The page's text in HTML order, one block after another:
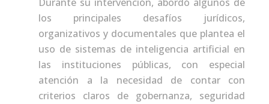
los principales desafíos jurídicos,
organizativos y documentales que plantea el
uso de sistemas de inteligencia artificial en
las instituciones públicas, con especial
atención a la necesidad de contar con
criterios claros de gobernanza, seguridad